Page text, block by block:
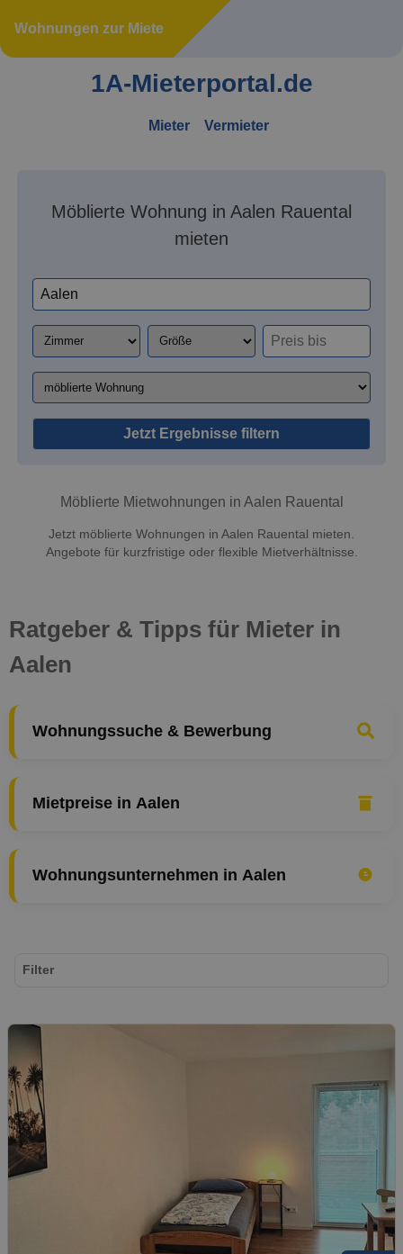
Wohnungen zur Miete
1A-Mieterportal.de
Mieter Vermieter
Möblierte Wohnung in Aalen Rauental
mieten
Jetzt Ergebnisse filtern
Möblierte Mietwohnungen in Aalen Rauental
Jetzt möblierte Wohnungen in Aalen Rauental mieten.
Angebote für kurzfristige oder flexible Mietverhältnisse.
Ratgeber & Tipps für Mieter in
Aalen
Wohnungssuche & Bewerbung
Mietpreise in Aalen
Wohnungsunternehmen in Aalen
Filter